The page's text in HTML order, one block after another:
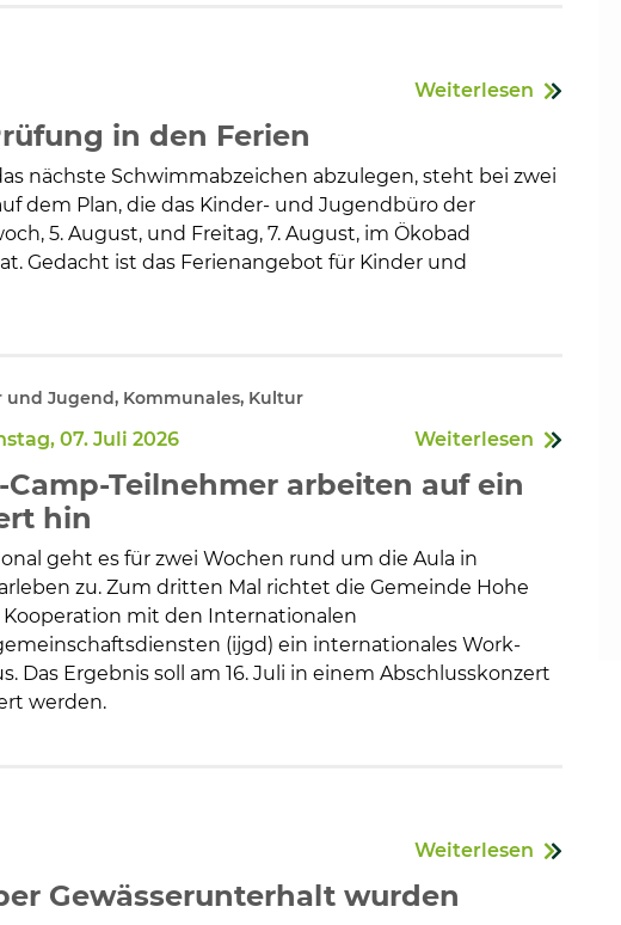
Weiterlesen
in den Ferien
nächste Schwimmabzeichen abzulegen, steht bei zwei
dem Plan, die das Kinder- und Jugendbüro der
5. August, und Freitag, 7. August, im Ökobad
Gedacht ist das Ferienangebot für Kinder und
und Jugend, Kommunales, Kultur
07. Juli 2026 Weiterlesen
Teilnehmer arbeiten auf ein
hin
geht es für zwei Wochen rund um die Aula in
zu. Zum dritten Mal richtet die Gemeinde Hohe
Kooperation mit den Internationalen
(ijgd) ein internationales Work-
Das Ergebnis soll am 16. Juli in einem Abschlusskonzert
werden.
Weiterlesen
Gewässerunterhalt wurden